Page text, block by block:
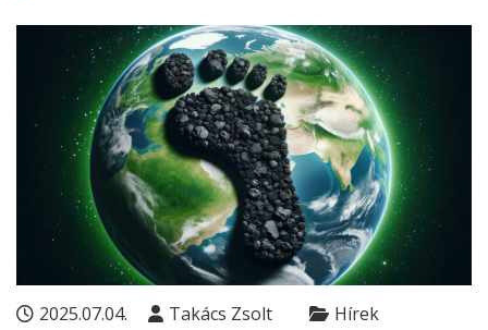
2025.07.04. Takács Zsolt Hírek